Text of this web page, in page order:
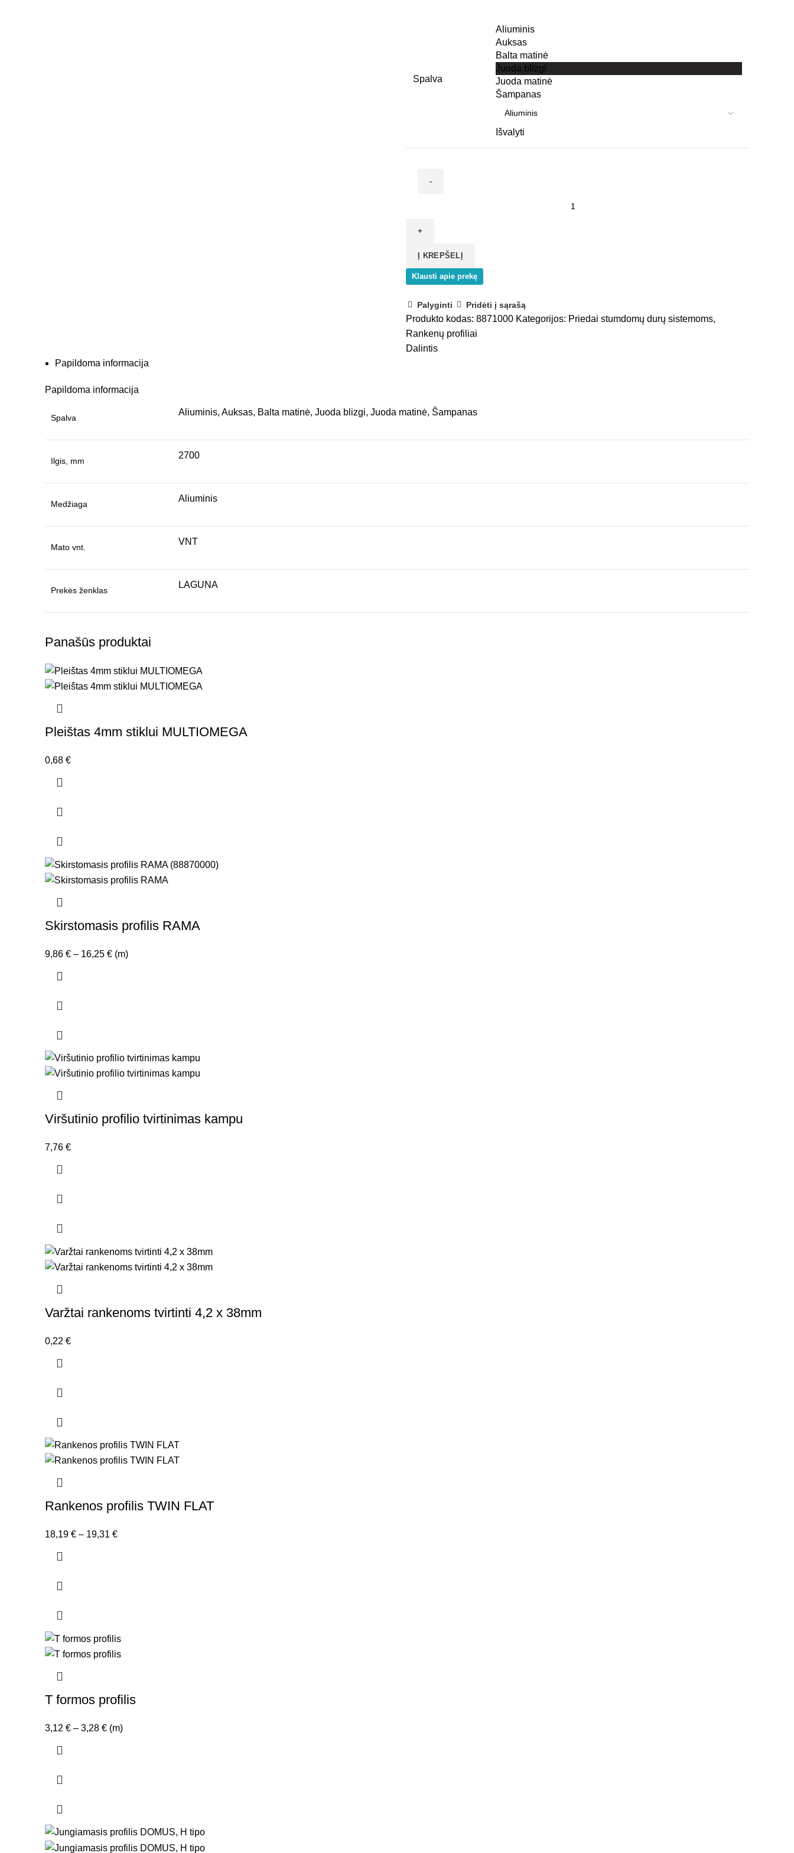
19,18 €
through
23,17 €
Spalva
Aliuminis
Auksas
Balta matinė
Juoda blizgi
Juoda matinė
Šampanas
Išvalyti
Rankenos
MULTIOMEGA
WIDE
Į KREPŠELĮ
Klausti apie prekę
Palyginti Pridėti į sąrašą
Produkto kodas: 8871000 Kategorijos: Priedai stumdomų durų sistemoms,
Rankenų profiliai
Dalintis
Papildoma informacija
Papildoma informacija
Spalva
Aliuminis, Auksas, Balta matinė, Juoda blizgi, Juoda matinė, Šampanas
Ilgis, mm
2700
Medžiaga
Aliuminis
Mato vnt.
VNT
Prekės ženklas
LAGUNA
Panašūs produktai
Pleištas 4mm stiklui MULTIOMEGA
0,68 €
Skirstomasis profilis RAMA
9,86 € – 16,25 €Price
(m)
Viršutinio profilio tvirtinimas kampu
7,76 €
Varžtai rankenoms tvirtinti 4,2 x 38mm
0,22 €
Rankenos profilis TWIN FLAT
18,19 € – 19,31 €Price
T formos profilis
3,12 € – 3,28 €Price
(m)